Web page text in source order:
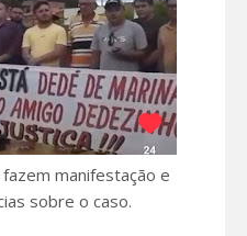
manifestação e
sobre o caso.